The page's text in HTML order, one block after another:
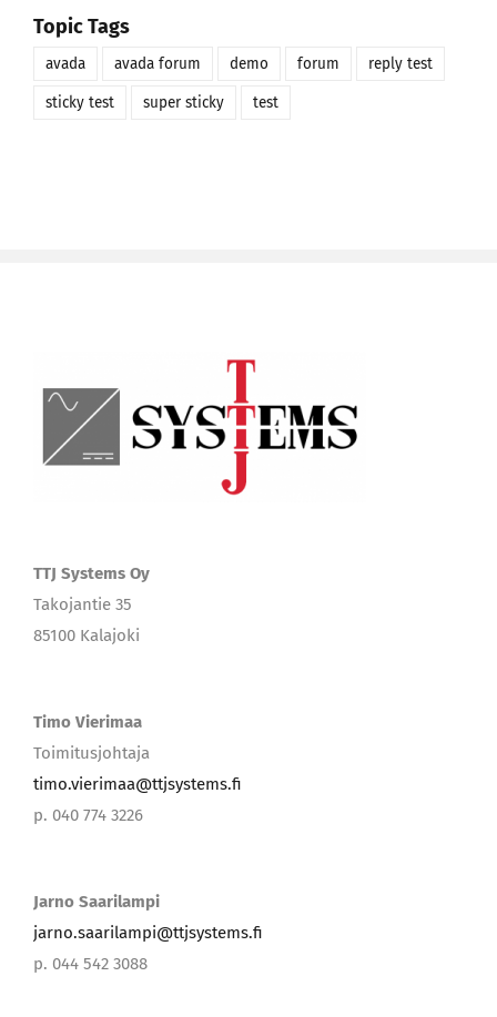
Topic Tags
avada avada forum demo forum reply test
sticky test super sticky test
TTJ Systems Oy
Takojantie 35
85100 Kalajoki
Timo Vierimaa
Toimitusjohtaja
timo.vierimaa@ttjsystems.fi
p. 040 774 3226
Jarno Saarilampi
jarno.saarilampi@ttjsystems.fi
p. 044 542 3088